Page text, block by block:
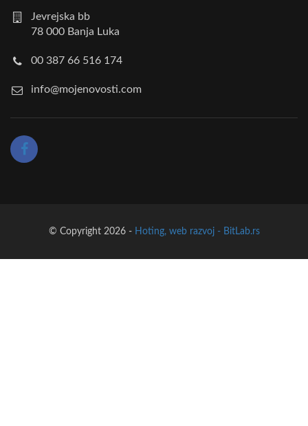
Jevrejska bb
78 000 Banja Luka
00 387 66 516 174
info@mojenovosti.com
© Copyright 2026 - Hoting, web razvoj - BitLab.rs